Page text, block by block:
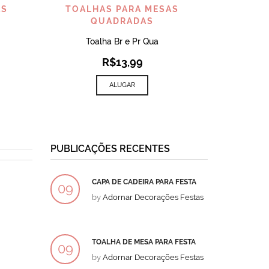
VISUALIZAR
TOALHAS PARA MESAS
QUADRADAS
Toalha Br e Pr Qua
R$13,99
ALUGAR
PUBLICAÇÕES RECENTES
09 CAPA DE CADEIRA PARA FESTA
byAdornar Decorações Festas
09 TOALHA DE MESA PARA FESTA
byAdornar Decorações Festas